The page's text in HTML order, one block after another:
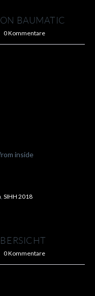
BAUMATIC
0 Kommentare
inside
SIHH 2018
0 Kommentare